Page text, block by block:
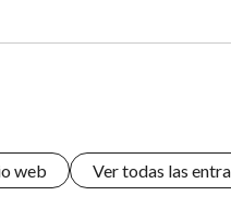
web Ver todas las